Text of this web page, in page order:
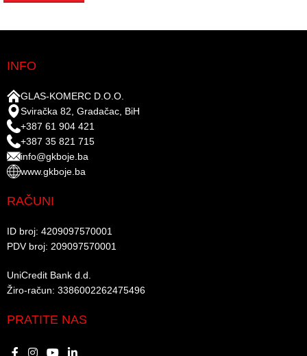
INFO
GLAS-KOMERC D.O.O.
Sviračka 82, Gradačac, BiH
+387 61 904 421
+387 35 821 715
info@gkboje.ba
www.gkboje.ba
RAČUNI
ID broj: 4209097570001​
PDV broj: 209097570001 ​
UniCredit Bank d.d.​
Žiro-račun: 3386002262475496​​
PRATITE NAS